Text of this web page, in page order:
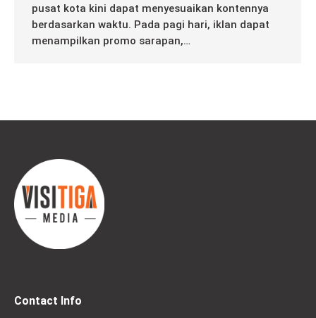
pusat kota kini dapat menyesuaikan kontennya
berdasarkan waktu. Pada pagi hari, iklan dapat
menampilkan promo sarapan,…
Contact Info